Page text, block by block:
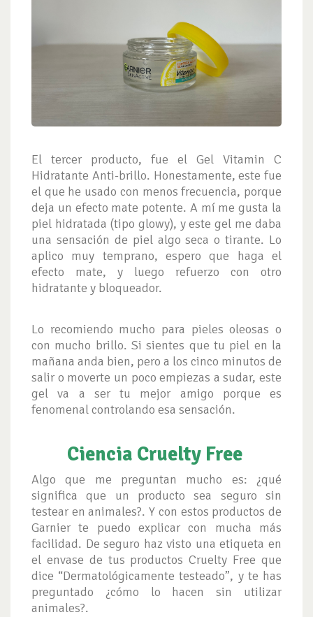
El tercer producto, fue el Gel Vitamin C
Hidratante Anti-brillo. Honestamente, este fue
el que he usado con menos frecuencia, porque
deja un efecto mate potente. A mí me gusta la
piel hidratada (tipo glowy), y este gel me daba
una sensación de piel algo seca o tirante. Lo
aplico muy temprano, espero que haga el
efecto mate, y luego refuerzo con otro
hidratante y bloqueador.
Lo recomiendo mucho para pieles oleosas o
con mucho brillo. Si sientes que tu piel en la
mañana anda bien, pero a los cinco minutos de
salir o moverte un poco empiezas a sudar, este
gel va a ser tu mejor amigo porque es
fenomenal controlando esa sensación.
Ciencia Cruelty Free
Algo que me preguntan mucho es: ¿qué
significa que un producto sea seguro sin
testear en animales?. Y con estos productos de
Garnier te puedo explicar con mucha más
facilidad. De seguro haz visto una etiqueta en
el envase de tus productos Cruelty Free que
dice “Dermatológicamente testeado”, y te has
preguntado ¿cómo lo hacen sin utilizar
animales?.